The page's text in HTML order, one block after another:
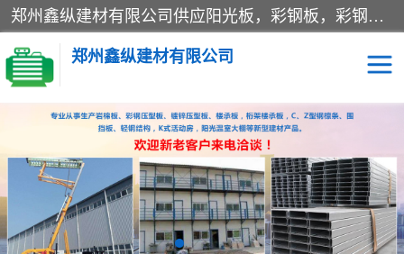
郑州鑫纵建材有限公司供应阳光板，彩钢板，彩钢钢构工程是一家集生产销售租赁安装于一体的企业，主要生产PC采光板，耐力板，仿古琉璃采光板，岩棉板、彩钢压型板、镀锌压型板、桁架楼承板，C、Z型钢檩条、围挡板、轻钢结构，阳光温室大棚等新型建材产品。公司旗下有多台移动式高空压瓦机租赁，承接全国各地业务，专业对外租赁各种型号压瓦机。
郑州鑫纵建材有限公司
高空瓦机租赁 ASA合成树脂仿古瓦
CZ型钢 FRP采光板
PC多层板 PC耐力板